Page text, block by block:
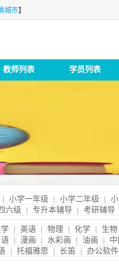
城市】
教师列表 学员列表
| 小学一年级 | 小学二年级 |
六级 | 专升本辅导 | 考研辅导
| 英语 | 物理 | 化学 | 生物
语 | 漫画 | 水彩画 | 油画 |
| 托福雅思 | 长笛 | 办公软件